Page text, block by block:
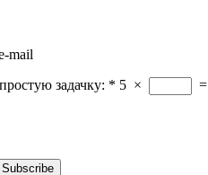
mail
задачку: * 5 × =